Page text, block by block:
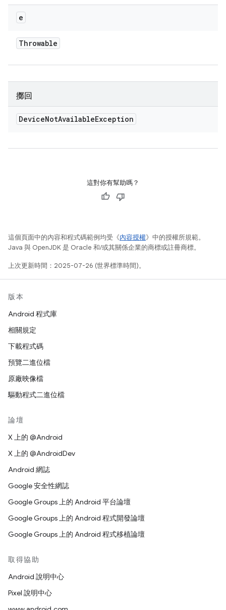
e
Throwable
擲回
DeviceNotAvailableException
這對你有幫助嗎？
這個頁面中的內容和程式碼範例均受《內容授權》中的授權所規範。
Java 與 OpenJDK 是 Oracle 和/或其關係企業的商標或註冊商標。
上次更新時間：2025-07-26 (世界標準時間)。
版本
Android 程式庫
相關規定
下載程式碼
預覽二進位檔
原廠映像檔
驅動程式二進位檔
論壇
X 上的 @Android
X 上的 @AndroidDev
Android 網誌
Google 安全性網誌
Google Groups 上的 Android 平台論壇
Google Groups 上的 Android 程式開發論壇
Google Groups 上的 Android 程式移植論壇
取得協助
Android 說明中心
Pixel 說明中心